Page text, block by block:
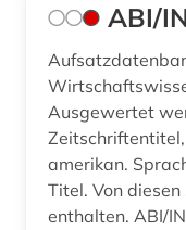
betrug (1)
ABI/
Ausgewertet
amerikan.
Titel. Von
enthalten. ABI/